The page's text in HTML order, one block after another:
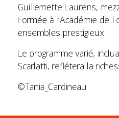
Guillemette Laurens,
Formée à l’Académie de
ensembles prestigieux.
Le programme varié,
Scarlatti, reflétera la
©Tania_Cardineau